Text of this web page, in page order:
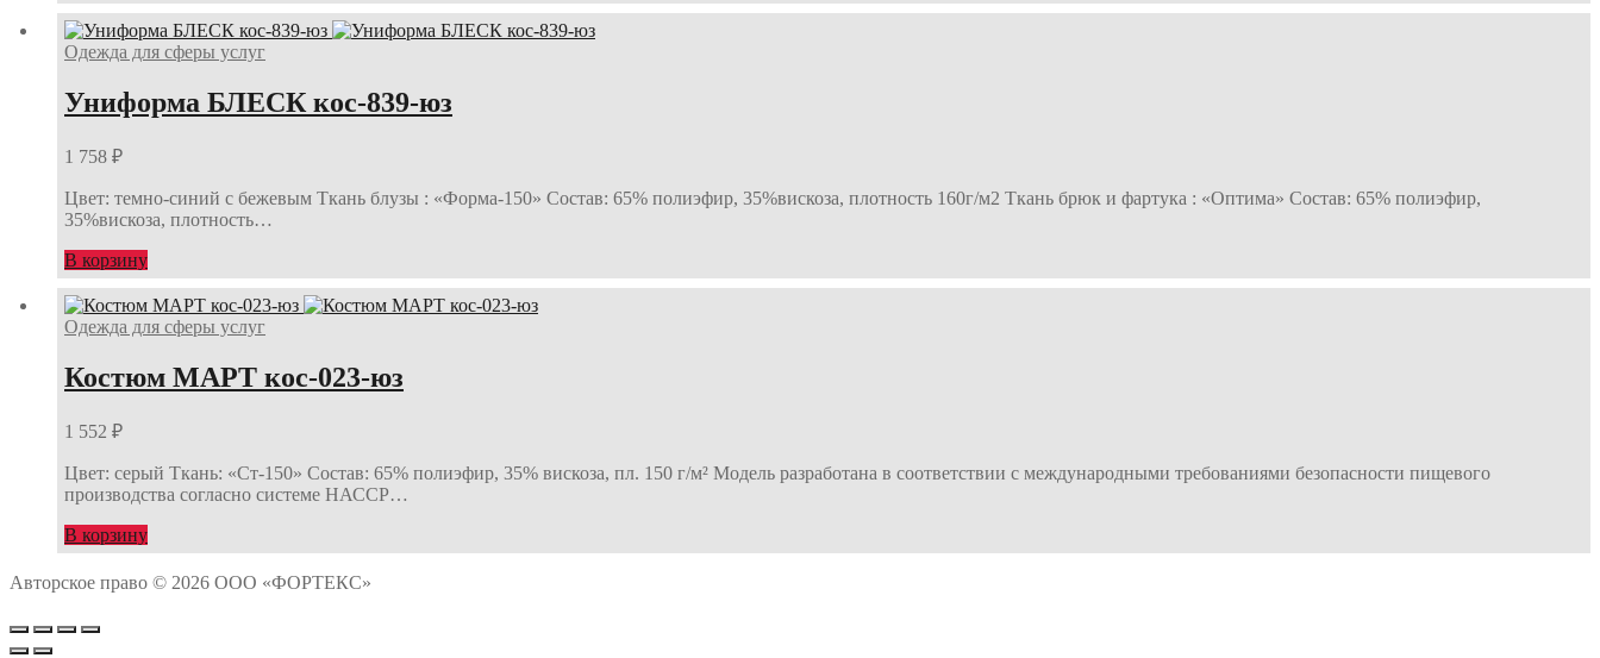
Одежда для сферы услуг
Униформа БЛЕСК кос-839-юз
1 758 ₽
Цвет: темно-синий с бежевым Ткань блузы : «Форма-150» Состав: 65% полиэфир, 35%вискоза, плотность 160г/м2 Ткань брюк и фартука : «Оптима» Состав: 65% полиэфир,
35%вискоза, плотность…
В корзину
Одежда для сферы услуг
Костюм МАРТ кос-023-юз
1 552 ₽
Цвет: серый Ткань: «Ст-150» Состав: 65% полиэфир, 35% вискоза, пл. 150 г/м² Модель разработана в соответствии с международными требованиями безопасности пищевого
производства согласно системе НАССР…
В корзину
Авторское право © 2026 ООО «ФОРТЕКС»